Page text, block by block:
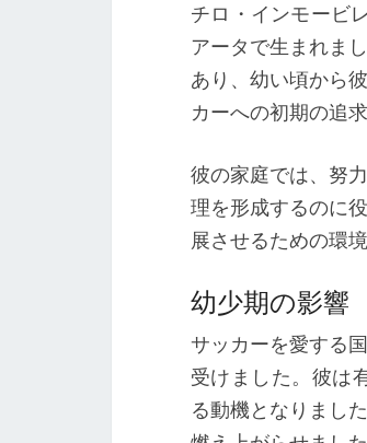
チロ・インモービ
アータで生まれま
あり、幼い頃から
カーへの初期の追
彼の家庭では、努
理を形成するのに
展させるための環
幼少期の影響
サッカーを愛する
受けました。彼は
る動機となりまし